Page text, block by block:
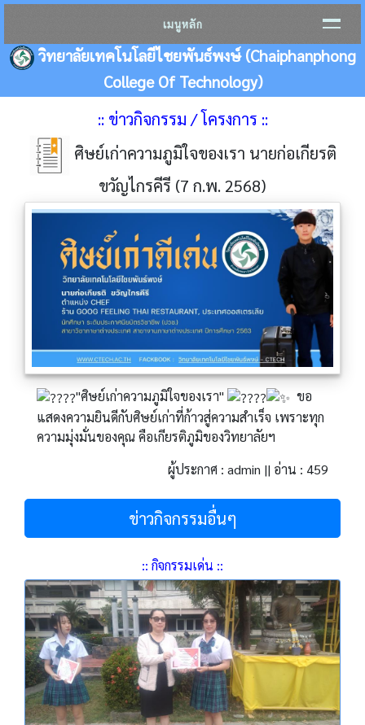
เมนูหลัก
วิทยาลัยเทคโนโลยีไชยพันธ์พงษ์ (Chaiphanphong
College Of Technology)
:: ข่าวกิจกรรม / โครงการ ::
ศิษย์เก่าความภูมิใจของเรา นายก่อเกียรติ
ขวัญไกรคีรี (7 ก.พ. 2568)
"ศิษย์เก่าความภูมิใจของเรา"
ขอ
แสดงความยินดีกับศิษย์เก่าที่ก้าวสู่ความสำเร็จ เพราะทุก
ความมุ่งมั่นของคุณ คือเกียรติภูมิของวิทยาลัยฯ
ผู้ประกาศ : admin || อ่าน : 459
ข่าวกิจกรรมอื่นๆ
:: กิจกรรมเด่น ::